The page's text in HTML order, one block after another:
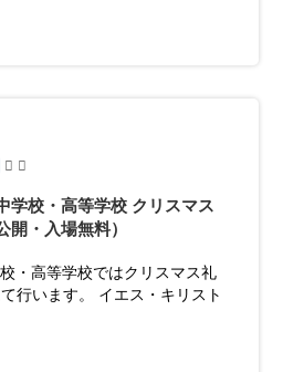
学校・高等学校 クリスマス
開・入場無料）
・高等学校ではクリスマス礼
行います。 イエス・キリスト